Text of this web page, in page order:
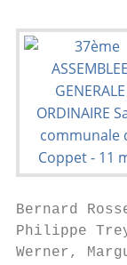
Bernard
Philippe
Werner,